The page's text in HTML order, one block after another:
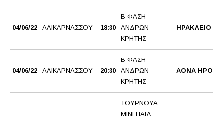
04/06/22 ΑΛΙΚΑΡΝΑΣΣΟΥ 18:30
Β ΦΑΣΗ
ΑΝΔΡΩΝ
ΚΡΗΤΗΣ
ΗΡΑΚΛΕΙΟ
04/06/22 ΑΛΙΚΑΡΝΑΣΣΟΥ 20:30
Β ΦΑΣΗ
ΑΝΔΡΩΝ
ΚΡΗΤΗΣ
ΑΟΝΑ
ΤΟΥΡΝΟΥΑ
ΜΙΝΙ ΠΑΙΔ